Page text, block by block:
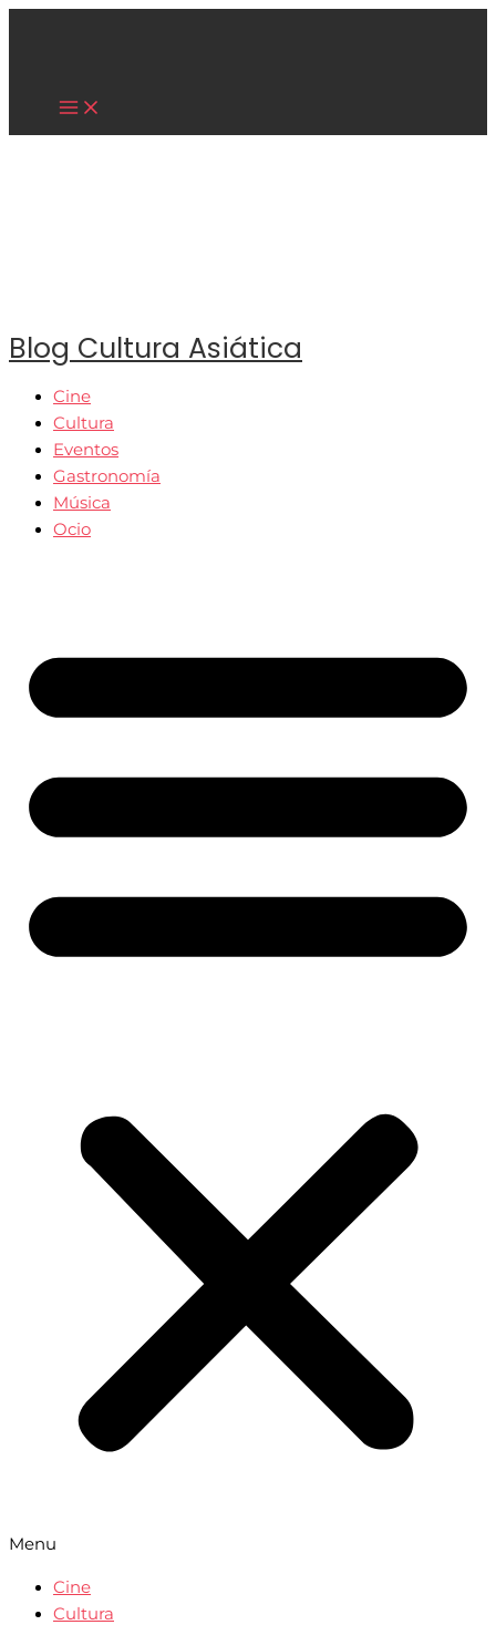
Ir
Main
Blog Cultura Asiática
Cine
Cultura
Eventos
Gastronomía
Música
Ocio
Menu
Cine
Cultura